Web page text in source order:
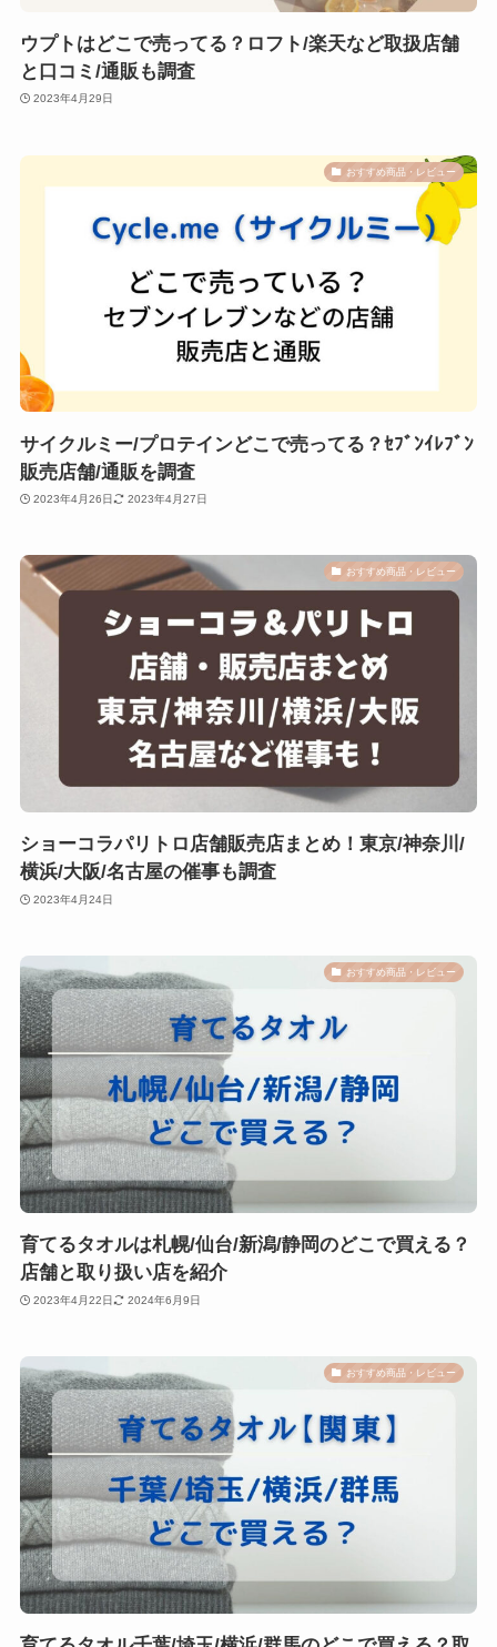
ウプトはどこで売ってる？ロフト/楽天など取扱店舗
と口コミ/通販も調査
2023年4月29日
おすすめ商品・レビュー
サイクルミー/プロテインどこで売ってる？ｾﾌﾞﾝｲﾚﾌﾞﾝ
販売店舗/通販を調査
2023年4月26日 2023年4月27日
おすすめ商品・レビュー
ショーコラパリトロ店舗販売店まとめ！東京/神奈川/
横浜/大阪/名古屋の催事も調査
2023年4月24日
おすすめ商品・レビュー
育てるタオルは札幌/仙台/新潟/静岡のどこで買える？
店舗と取り扱い店を紹介
2023年4月22日 2024年6月9日
おすすめ商品・レビュー